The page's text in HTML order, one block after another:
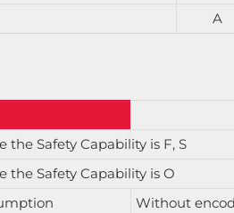
A
Safety Capability is F, S
Safety Capability is O
Without